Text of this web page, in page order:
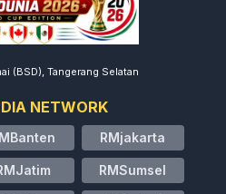
(BSD), Tangerang Selatan
NETWORK
RMjakarta
RMSumsel